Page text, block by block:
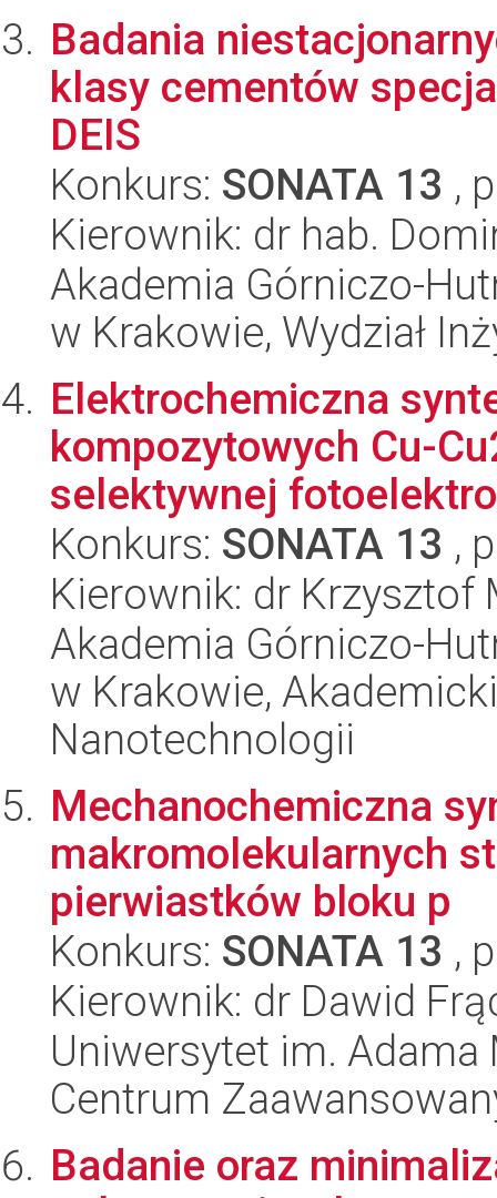
Badania
klasy cementów
DEIS
Konkurs: SONATA 13 ,
Kierownik: dr hab.
Akademia Górniczo-
w Krakowie, Wydział
Elektrochemiczna
kompozytowych Cu-
selektywnej
Konkurs: SONATA 13 ,
Kierownik: dr Krzysztof
Akademia Górniczo-
w Krakowie,
Nanotechnologii
Mechanochemiczna
makromolekularnych
pierwiastków bloku p
Konkurs: SONATA 13 ,
Kierownik: dr Dawid
Uniwersytet im.
Centrum
Badanie oraz